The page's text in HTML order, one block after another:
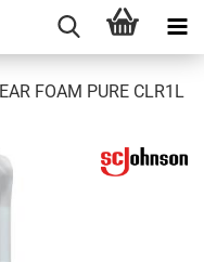
FOAM PURE CLR1L